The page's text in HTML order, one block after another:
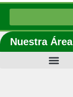
Nuestra Área